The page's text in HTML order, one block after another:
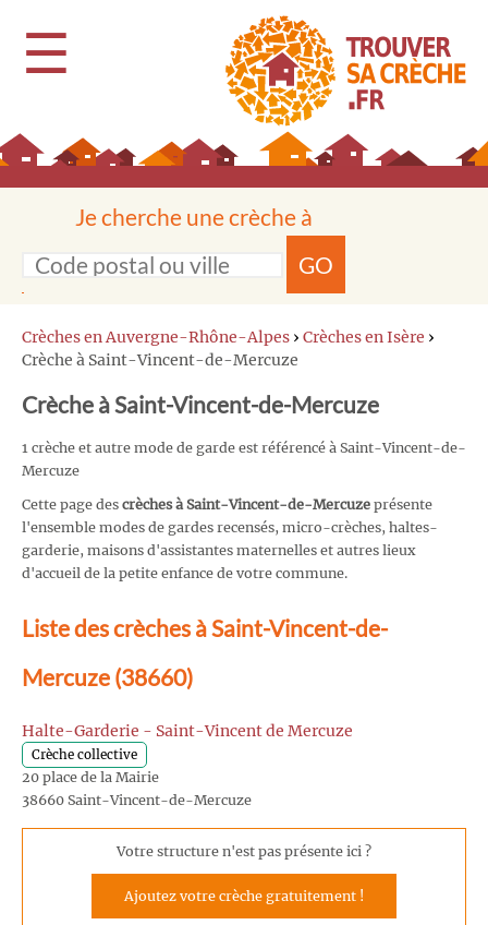
☰
Je cherche une crèche à
GO
Crèches en Auvergne-Rhône-Alpes › Crèches en Isère ›
Crèche à Saint-Vincent-de-Mercuze
Crèche à Saint-Vincent-de-Mercuze
1 crèche et autre mode de garde est référencé à Saint-Vincent-de-
Mercuze
Cette page des crèches à Saint-Vincent-de-Mercuze présente
l'ensemble modes de gardes recensés, micro-crèches, haltes-
garderie, maisons d'assistantes maternelles et autres lieux
d'accueil de la petite enfance de votre commune.
Liste des crèches à Saint-Vincent-de-
Mercuze (38660)
Halte-Garderie - Saint-Vincent de Mercuze
Crèche collective
20 place de la Mairie
38660 Saint-Vincent-de-Mercuze
Votre structure n'est pas présente ici ?
Ajoutez votre crèche gratuitement !